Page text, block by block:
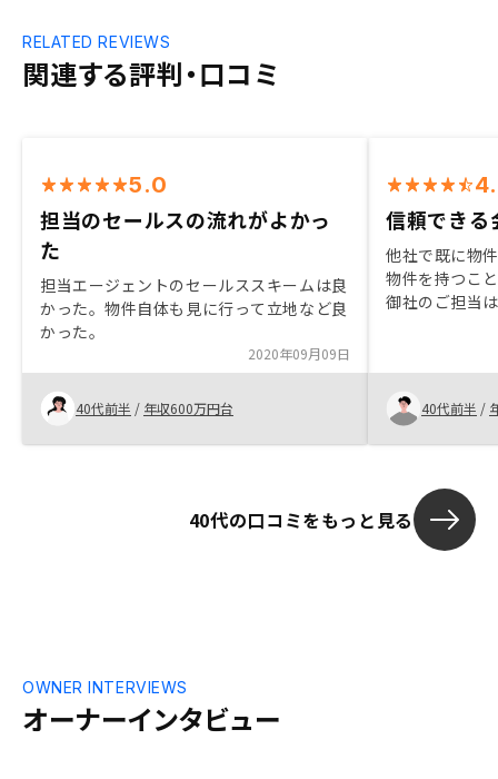
関連する評判・口コミ
RELATED REVIEWS
5.0
担当のセールスの流れがよかっ
た
担当エージェントのセールススキームは良
かった。物件自体も見に行って立地など良
かった。
2020年09月09日
40代前半 / 年収600万円台
信頼できる
他社で既に物
物件を持つこ
御社のご担当
に感じました
く説明いただ
迷うことなく
40代前半 /
40代の口コミをもっと見る
オーナーインタビュー
OWNER INTERVIEWS